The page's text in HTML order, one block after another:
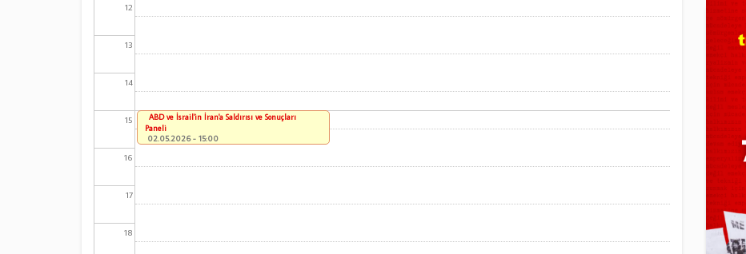
12
13
14
15
16
17
18
ABD ve İsrail'in İran'a Saldırısı ve Sonuçları
Paneli
02.05.2026 - 15:00